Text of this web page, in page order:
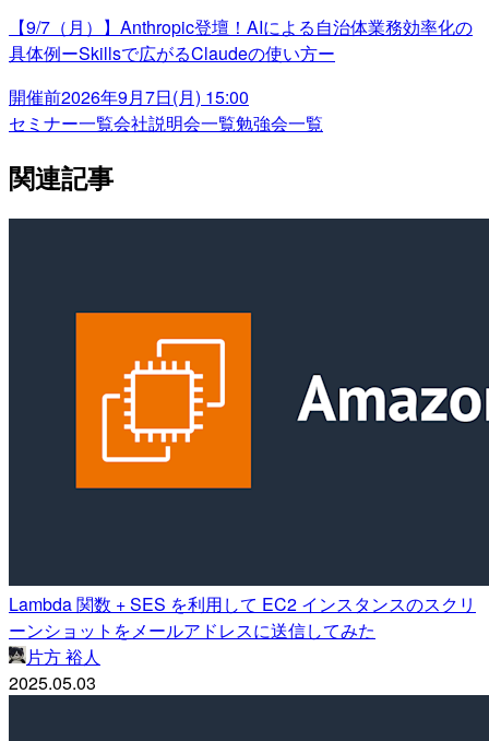
【9/7（月）】Anthropic登壇！AIによる自治体業務効率化の
具体例ーSkillsで広がるClaudeの使い方ー
開催前2026年9月7日(月) 15:00
セミナー一覧会社説明会一覧勉強会一覧
関連記事
Lambda 関数 + SES を利用して EC2 インスタンスのスクリ
ーンショットをメールアドレスに送信してみた
片方 裕人
2025.05.03